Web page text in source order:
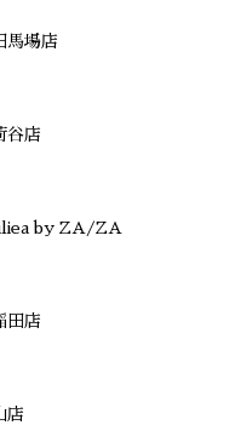
馬場店
谷店
by ZA/ZA
田店
店